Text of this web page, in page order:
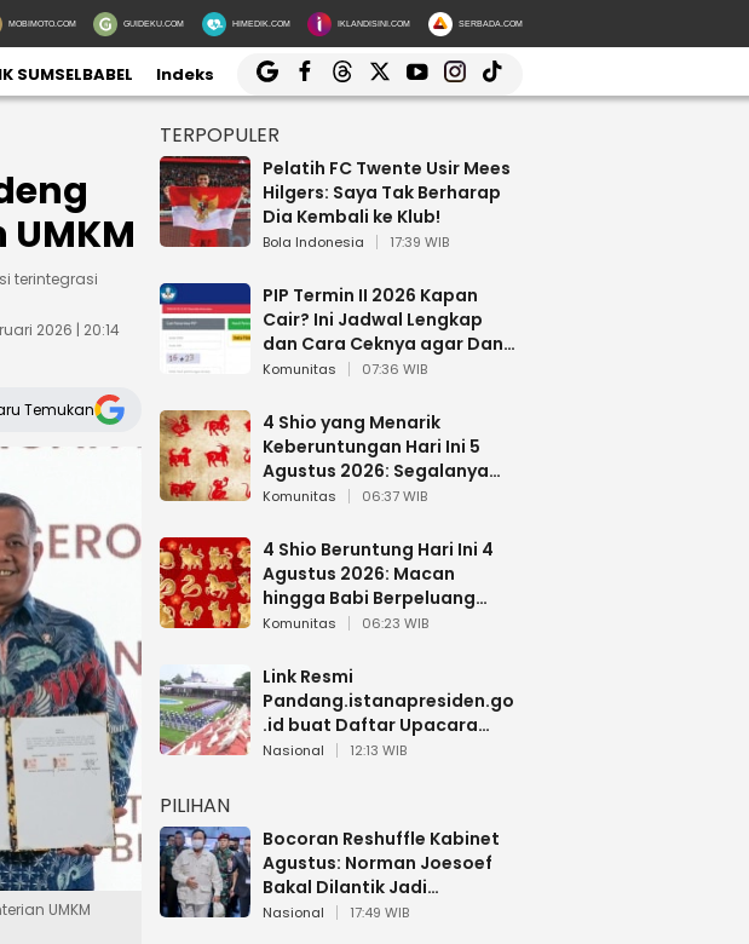
MOBIMOTO.COM GUIDEKU.COM HIMEDIK.COM IKLANDISINI.COM SERBADA.COM
SUMSELBABEL Indeks
terintegrasi
2026 | 20:14
Temukan
UMKM
TERPOPULER
Pelatih FC Twente Usir Mees
Hilgers: Saya Tak Berharap
Dia Kembali ke Klub!
Bola Indonesia 17:39 WIB
PIP Termin II 2026 Kapan
Cair? Ini Jadwal Lengkap
dan Cara Ceknya agar Dana
Tidak Hangus!
Komunitas 07:36 WIB
4 Shio yang Menarik
Keberuntungan Hari Ini 5
Agustus 2026: Segalanya
Berjalan Lancar
Komunitas 06:37 WIB
4 Shio Beruntung Hari Ini 4
Agustus 2026: Macan
hingga Babi Berpeluang
Dapat Kabar Baik
Komunitas 06:23 WIB
Link Resmi
Pandang.istanapresiden.go
.id buat Daftar Upacara
Bendera HUT RI di Istana
Nasional 12:13 WIB
PILIHAN
Bocoran Reshuffle Kabinet
Agustus: Norman Joesoef
Bakal Dilantik Jadi
Wamenhan RI
Nasional 17:49 WIB